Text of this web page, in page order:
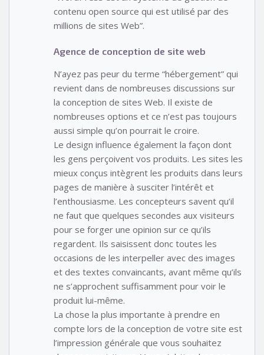
contenu open source qui est utilisé par des
millions de sites Web”.
Agence de conception de site web
N’ayez pas peur du terme “hébergement” qui
revient dans de nombreuses discussions sur
la conception de sites Web. Il existe de
nombreuses options et ce n’est pas toujours
aussi simple qu’on pourrait le croire.
Le design influence également la façon dont
les gens perçoivent vos produits. Les sites les
mieux conçus intègrent les produits dans leurs
pages de manière à susciter l’intérêt et
l’enthousiasme. Les concepteurs savent qu’il
ne faut que quelques secondes aux visiteurs
pour se forger une opinion sur ce qu’ils
regardent. Ils saisissent donc toutes les
occasions de les interpeller avec des images
et des textes convaincants, avant même qu’ils
ne s’approchent suffisamment pour voir le
produit lui-même.
La chose la plus importante à prendre en
compte lors de la conception de votre site est
l’impression générale que vous souhaitez